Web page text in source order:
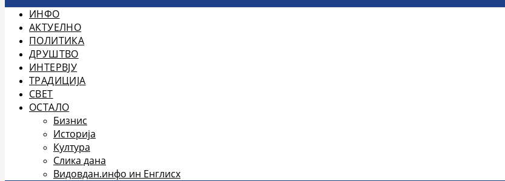
ИНФО
АКТУЕЛНО
ПОЛИТИКА
ДРУШТВО
ИНТЕРВЈУ
ТРАДИЦИЈА
СВЕТ
ОСТАЛО
Бизнис
Историја
Култура
Слика дана
Видовдан.инфо ин Енглисх